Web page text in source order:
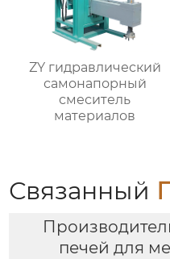
ZY гидравлический
самонапорный
смеситель
материалов
Связанный
печей для